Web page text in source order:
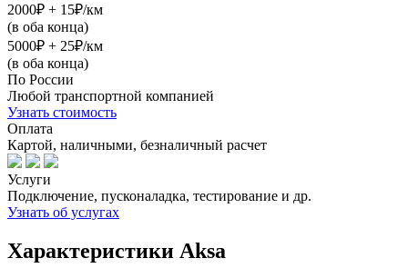
2000₽ + 15₽/км
(в оба конца)
5000₽ + 25₽/км
(в оба конца)
По России
Любой транспортной компанией
Узнать стоимость
Оплата
Картой, наличными, безналичный расчет
Услуги
Подключение, пусконаладка, тестирование и др.
Узнать об услугах
Характеристики Aksa